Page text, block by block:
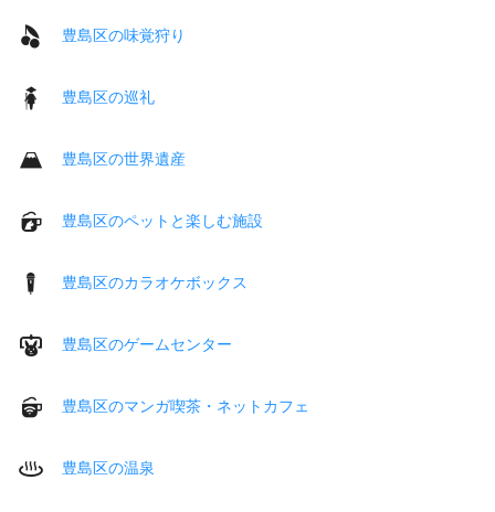
豊島区の味覚狩り
豊島区の巡礼
豊島区の世界遺産
豊島区のペットと楽しむ施設
豊島区のカラオケボックス
豊島区のゲームセンター
豊島区のマンガ喫茶・ネットカフェ
豊島区の温泉